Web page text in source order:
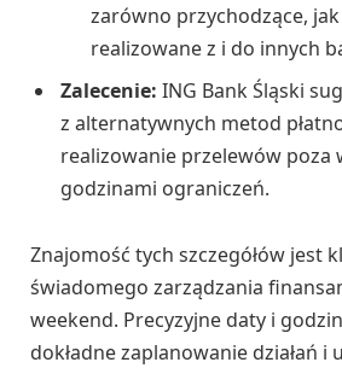
zarówno przychodzące,
realizowane z i do innych
Zalecenie: ING Bank Śląski
z alternatywnych metod
realizowanie przelewów poza
godzinami ograniczeń.
Znajomość tych szczegółów jest
świadomego zarządzania
weekend. Precyzyjne daty i
dokładne zaplanowanie działań i